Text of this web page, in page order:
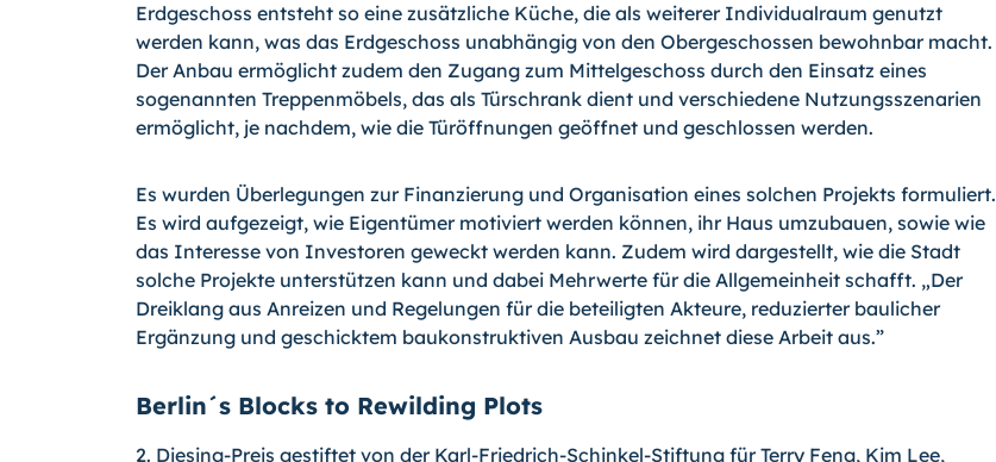
Erdgeschoss entsteht so eine zusätzliche Küche, die als weiterer Individualraum genutzt
werden kann, was das Erdgeschoss unabhängig von den Obergeschossen bewohnbar macht.
Der Anbau ermöglicht zudem den Zugang zum Mittelgeschoss durch den Einsatz eines
sogenannten Treppenmöbels, das als Türschrank dient und verschiedene Nutzungsszenarien
ermöglicht, je nachdem, wie die Türöffnungen geöffnet und geschlossen werden.
Es wurden Überlegungen zur Finanzierung und Organisation eines solchen Projekts formuliert.
Es wird aufgezeigt, wie Eigentümer motiviert werden können, ihr Haus umzubauen, sowie wie
das Interesse von Investoren geweckt werden kann. Zudem wird dargestellt, wie die Stadt
solche Projekte unterstützen kann und dabei Mehrwerte für die Allgemeinheit schafft. „Der
Dreiklang aus Anreizen und Regelungen für die beteiligten Akteure, reduzierter baulicher
Ergänzung und geschicktem baukonstruktiven Ausbau zeichnet diese Arbeit aus.”
Berlin´s Blocks to Rewilding Plots
2. Diesing-Preis gestiftet von der Karl-Friedrich-Schinkel-Stiftung für Terry Feng, Kim Lee,